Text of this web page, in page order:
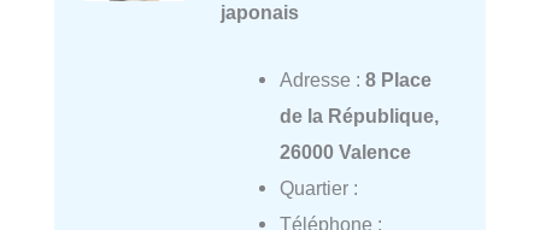
japonais
Adresse : 8 Place
de la République,
26000 Valence
Quartier :
Téléphone :